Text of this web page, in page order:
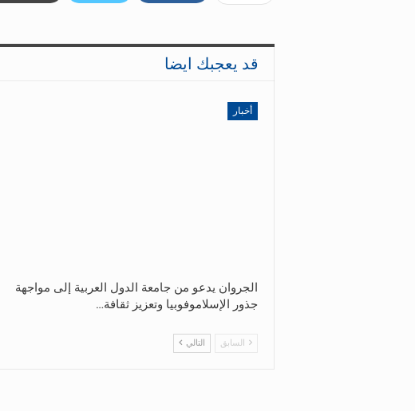
قد يعجبك ايضا
أخبار
الجروان يدعو من جامعة الدول العربية إلى مواجهة
جذور الإسلاموفوبيا وتعزيز ثقافة…
السابق التالي